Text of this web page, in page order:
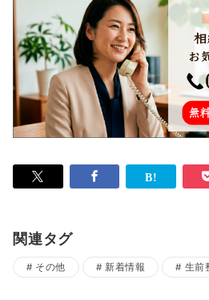
関連タグ
その他 新着情報 生前